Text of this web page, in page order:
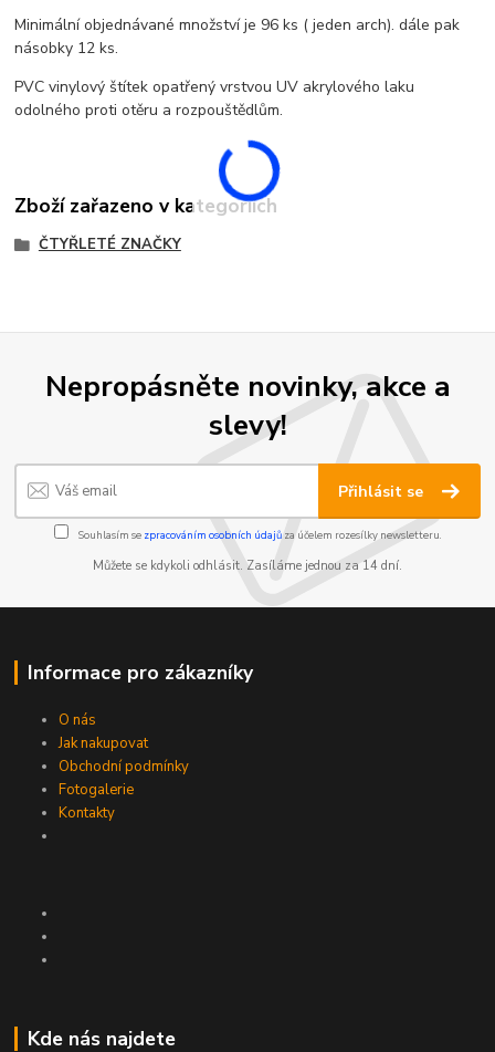
Minimální objednávané množství je 96 ks ( jeden arch). dále pak
násobky 12 ks.
PVC vinylový štítek opatřený vrstvou UV akrylového laku
odolného proti otěru a rozpouštědlům.
Zboží zařazeno v kategoriích
ČTYŘLETÉ ZNAČKY
Nepropásněte novinky, akce a
slevy!
Přihlásit se
Souhlasím se zpracováním osobních údajůza účelem rozesílky newsletteru.
Můžete se kdykoli odhlásit. Zasíláme jednou za 14 dní.
Informace pro zákazníky
O nás
Jak nakupovat
Obchodní podmínky
Fotogalerie
Kontakty
Kde nás najdete